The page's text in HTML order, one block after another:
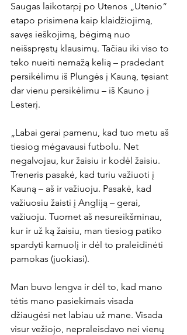
Saugas laikotarpį po Utenos „Utenio“
etapo prisimena kaip klaidžiojimą,
savęs ieškojimą, bėgimą nuo
neišspręstų klausimų. Tačiau iki viso to
teko nueiti nemažą kelią – pradedant
persikėlimu iš Plungės į Kauną, tęsiant
dar vienu persikėlimu – iš Kauno į
Lesterį.
„Labai gerai pamenu, kad tuo metu aš
tiesiog mėgavausi futbolu. Net
negalvojau, kur žaisiu ir kodėl žaisiu.
Treneris pasakė, kad turiu važiuoti į
Kauną – aš ir važiuoju. Pasakė, kad
važiuosiu žaisti į Angliją – gerai,
važiuoju. Tuomet aš nesureikšminau,
kur ir už ką žaisiu, man tiesiog patiko
spardyti kamuolį ir dėl to praleidinėti
pamokas (juokiasi).
Man buvo lengva ir dėl to, kad mano
tėtis mano pasiekimais visada
džiaugėsi net labiau už mane. Visada
visur vežiojo, nepraleisdavo nei vienų